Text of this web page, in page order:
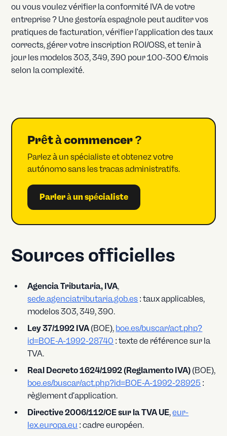
ou vous voulez vérifier la conformité IVA de votre
entreprise ? Une gestoría espagnole peut auditer vos
pratiques de facturation, vérifier l'application des taux
corrects, gérer votre inscription ROI/OSS, et tenir à
jour les modelos 303, 349, 390 pour 100-300 €/mois
selon la complexité.
Prêt à commencer ?
Parlez à un spécialiste et obtenez votre
autónomo sans les tracas administratifs.
Parler à un spécialiste
Sources officielles
Agencia Tributaria, IVA,
sede.agenciatributaria.gob.es : taux applicables,
modelos 303, 349, 390.
Ley 37/1992 IVA(BOE), boe.es/buscar/act.php?
id=BOE-A-1992-28740 : texte de référence sur la
TVA.
Real Decreto 1624/1992 (Reglamento IVA) (BOE),
boe.es/buscar/act.php?id=BOE-A-1992-28925 :
règlement d'application.
Directive 2006/112/CE sur la TVA UE,eur-
lex.europa.eu : cadre européen.